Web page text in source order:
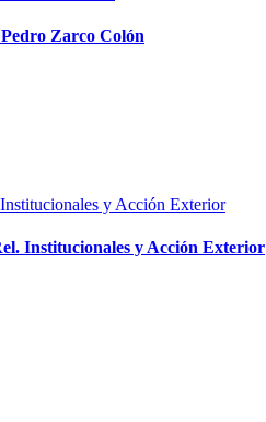
Zarco Colón
Institucionales y Acción Exterior